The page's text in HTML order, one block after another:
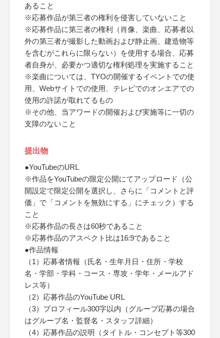
あること
※応募作品が第三者の権利を侵害していないこと
※応募作品に第三者の権利（肖像、楽曲、応募者以
外の第三者が撮影した動画および静止画、建造物等
を含むがこれらに限らない）を使用する場合、応募
者自身が、必要かつ適切な権利処理を実施すること
※楽曲については、TYOの開催するイベントでの使
用、Webサイトでの使用、テレビでのオンエアでの
使用の許諾が取れてるもの
※その他、当アワードの開催および実施等に一切の
支障のないこと
提出物
●YouTubeのURL
※作品をYouTubeの限定公開にてアップロード（公
開設定で限定公開を選択し、さらに「コメントと評
価」で「コメントを無効にする」にチェック）する
こと
※応募作品の長さは60秒であること
※応募作品のアスペクト比は16:9であること
●作品情報
（1）応募者情報（氏名・生年月日・住所・学校
名・学部・学科・コース・専攻・学年・メールアド
レス等）
（2）応募作品のYouTube URL
（3）プロフィール300字以内（グループ応募の場合
はグループ名・監督名・スタッフ詳細）
（4）応募作品の説明（タイトル・コンセプト等300